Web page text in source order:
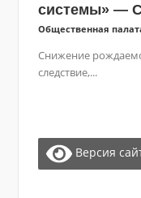
системы» —
Общественная
Снижение
следствие,...
Версия